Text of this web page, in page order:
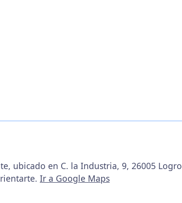
ubicado en C. la Industria, 9, 26005
Ir a Google Maps